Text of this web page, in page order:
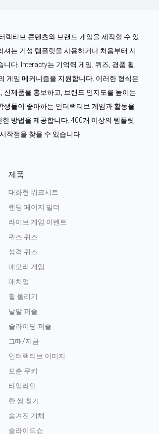
랙티브 콘텐츠와 브랜드 게임을 제작할 수 있
는 기성 템플릿을 사용하거나 처음부터 시
다. Interacty는 기억력 게임, 퀴즈, 경품 휠,
게임 메커니즘을 지원합니다. 이러한 형식은
신제품을 홍보하고, 브랜드 인지도를 높이는
생들이 좋아하는 인터랙티브 게임과 활동을
방법을 제공합니다. 400개 이상의 템플릿
작점을 찾을 수 있습니다.
제품
대화형 워크시트
랜딩 페이지 빌더
라이브 게임 이벤트
퀴즈 퀴즈
성격 퀴즈
메모리 게임
매치업
휠 돌리기
낱말 퍼즐
슬라이딩 퍼즐
그때/지금
인터랙티브 이미지
포춘 쿠키
타임라인
한 쌍 찾기
숨겨진 개체
슬라이드쇼